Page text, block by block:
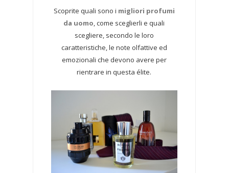
Scoprite quali sono i migliori profumi
da uomo, come sceglierli e quali
scegliere, secondo le loro
caratteristiche, le note olfattive ed
emozionali che devono avere per
rientrare in questa élite.